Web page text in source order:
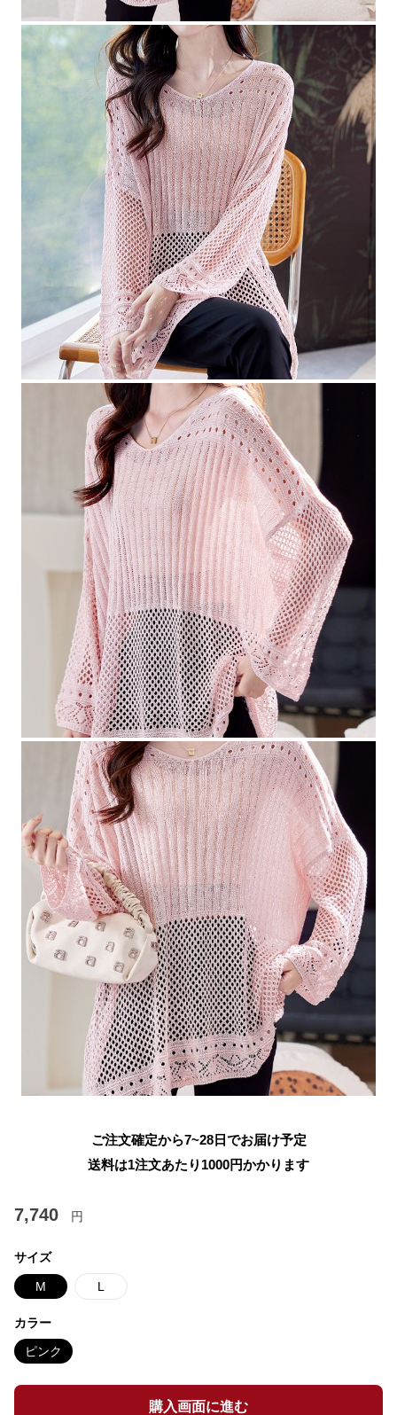
ご注文確定から7~28日でお届け予定
送料は1注文あたり 1000円かかります
7,740 円
サイズ
M L
カラー
ピンク
購入画面に進む